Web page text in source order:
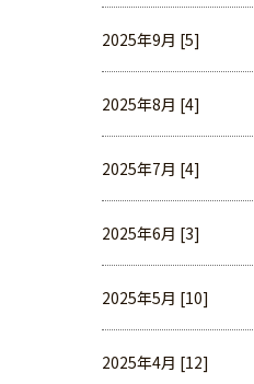
2025年9月 [5]
2025年8月 [4]
2025年7月 [4]
2025年6月 [3]
2025年5月 [10]
2025年4月 [12]